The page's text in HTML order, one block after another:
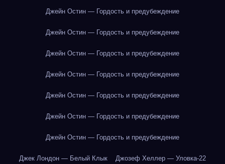
Джейн Остин — Гордость и предубеждение
Джейн Остин — Гордость и предубеждение
Джейн Остин — Гордость и предубеждение
Джейн Остин — Гордость и предубеждение
Джейн Остин — Гордость и предубеждение
Джейн Остин — Гордость и предубеждение
Джейн Остин — Гордость и предубеждение
Джек Лондон — Белый Клык Джозеф Хеллер — Уловка-22